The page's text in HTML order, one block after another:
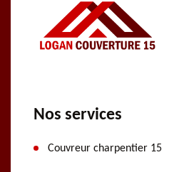
Nos services
Couvreur charpentier 15